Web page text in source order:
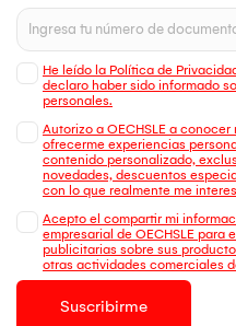
He leído la Política de
declaro haber sido informado
personales.
Autorizo a OECHSLE a
ofrecerme experiencias
contenido personalizado,
novedades, descuentos
con lo que realmente me
Acepto el compartir mi
empresarial de OECHSLE para
publicitarias sobre sus
otras actividades comerciales
Suscribirme